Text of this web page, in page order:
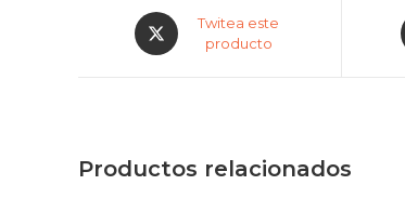
Twitea este
producto
Productos relacionados